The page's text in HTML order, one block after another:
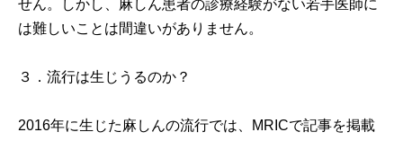
せん。しかし、麻しん患者の診療経験がない若手医師に
は難しいことは間違いがありません。
３．流行は生じうるのか？
2016年に生じた麻しんの流行では、MRICで記事を掲載